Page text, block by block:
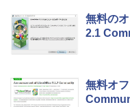
無料の
2.1
無料オ